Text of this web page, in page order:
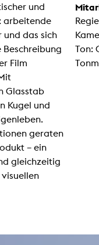
und
arbeitende
und das sich
Beschreibung
Film
Glasstab
Kugel und
geraten
– ein
gleichzeitig
Ton:
ÜBER UNS
Gleichstellung